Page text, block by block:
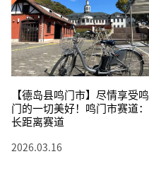
【德岛县鸣门市】尽情享受鸣
门的一切美好！鸣门市赛道：
长距离赛道
2026.03.16